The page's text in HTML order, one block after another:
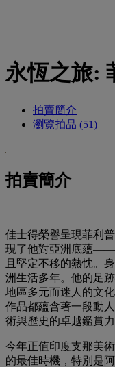
永恆之旅:
拍賣簡介
瀏覽拍品 (51)
拍賣簡介
佳士得榮譽呈現菲利
現了他對亞洲底蘊
且堅定不移的熱忱。
洲生活多年。他的足
地區多元而迷人的文
作品都蘊含著一段動
術與歷史的卓越鑑賞力
今年正值印度支那美
的最佳時機，特別是